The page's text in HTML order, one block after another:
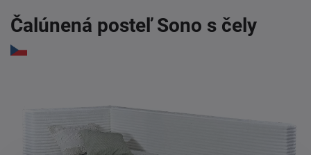
Čalúnená posteľ Sono s čely